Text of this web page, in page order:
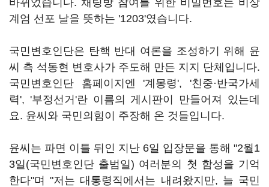
바뀌었습니다. 채팅방 참여를 위한 비밀번호는 비상
계엄 선포 날을 뜻하는 '1203'였습니다.
국민변호인단은 탄핵 반대 여론을 조성하기 위해 윤
씨 측 석동현 변호사가 주도해 만든 지지 단체입니다.
국민변호인단 홈페이지엔 '계몽령', '친중·반국가세
력', '부정선거'란 이름의 게시판이 만들어져 있는데
요. 윤씨와 국민의힘이 주장해 온 것들입니다.
윤씨는 파면 이틀 뒤인 지난 6일 입장문을 통해 "2월1
3일(국민변호인단 출범일) 여러분의 첫 함성을 기억
한다"며 "저는 대통령직에서는 내려왔지만, 늘 국민